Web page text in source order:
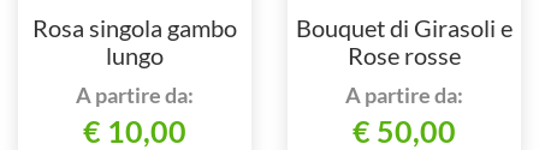
Rosa singola gambo
lungo
A partire da:
€ 10,00
Bouquet di Girasoli e
Rose rosse
A partire da:
€ 50,00